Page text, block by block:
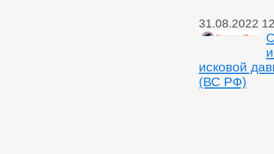
31.08.2022
исковой
(ВС РФ)